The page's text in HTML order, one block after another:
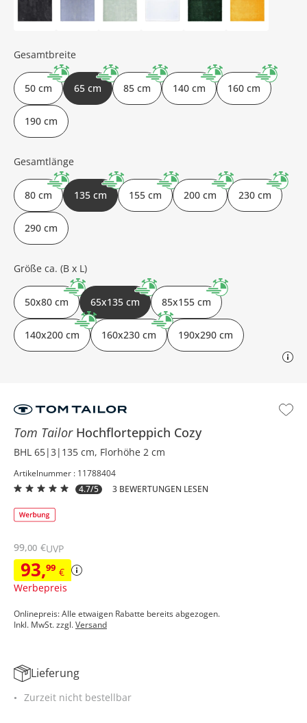
Tom Tailor Hochflorteppich Cozy
BHL 65|3|135 cm, Florhöhe 2 cm
Artikelnummer : 11788404
4.7/5
3 BEWERTUNGEN LESEN
93,99 €
Werbepreis
99,00 €UVP
Onlinepreis: Alle etwaigen Rabatte bereits abgezogen.
Inkl. MwSt. zzgl.Versand
Gesamtbreite
50 cm 65 cm 85 cm 140 cm 160 cm
190 cm
Gesamtlänge
80 cm 135 cm 155 cm 200 cm 230 cm
290 cm
Größe ca. (B x L)
50x80 cm 65x135 cm 85x155 cm
140x200 cm 160x230 cm 190x290 cm
Lieferung
Zurzeit nicht bestellbar